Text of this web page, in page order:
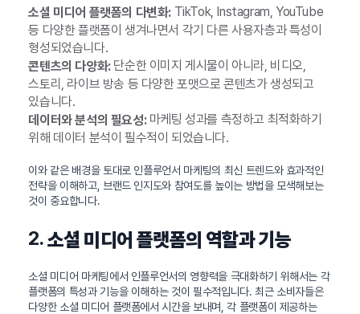
소셜 미디어 플랫폼의 다변화:TikTok, Instagram, YouTube
등 다양한 플랫폼이 생겨나면서 각기 다른 사용자층과 특성이
형성되었습니다.
콘텐츠의 다양화:단순한 이미지 게시물이 아니라, 비디오,
스토리, 라이브 방송 등 다양한 포맷으로 콘텐츠가 생성되고
있습니다.
데이터와 분석의 필요성:마케팅 성과를 측정하고 최적화하기
위해 데이터 분석이 필수적이 되었습니다.
이와 같은 배경을 토대로 인플루언서 마케팅의 최신 트렌드와 효과적인
전략을 이해하고, 브랜드 인지도와 참여도를 높이는 방법을 모색해보는
것이 중요합니다.
2.소셜 미디어 플랫폼의 역할과 기능
소셜 미디어 마케팅에서 인플루언서의 영향력을 극대화하기 위해서는 각
플랫폼의 특성과 기능을 이해하는 것이 필수적입니다. 최근 소비자들은
다양한 소셜 미디어 플랫폼에서 시간을 보내며, 각 플랫폼이 제공하는